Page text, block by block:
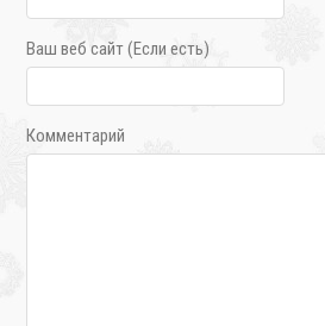
Ваш веб сайт (Если есть)
Комментарий